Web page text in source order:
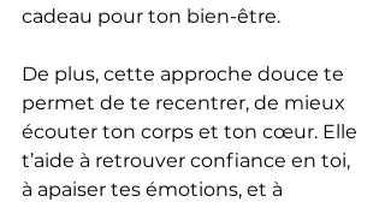
cadeau pour ton bien-être.
De plus, cette approche douce te
permet de te recentrer, de mieux
écouter ton corps et ton cœur. Elle
t’aide à retrouver confiance en toi,
à apaiser tes émotions, et à